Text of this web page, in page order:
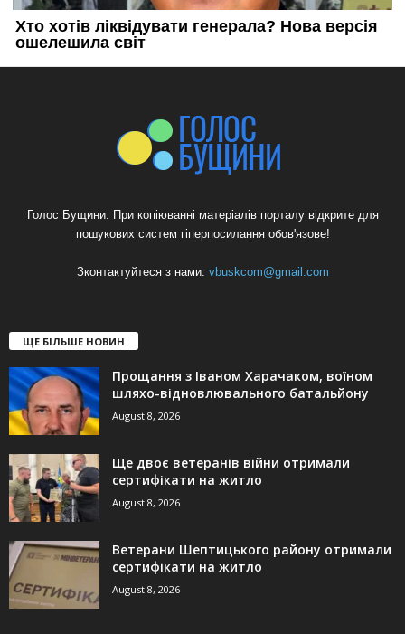
Голос Бущини. При копіюванні матеріалів порталу відкрите для
пошукових систем гіперпосилання обов'язове!
Зконтактуйтеся з нами: vbuskcom@gmail.com
ЩЕ БІЛЬШЕ НОВИН
Прощання з Іваном Харачаком, воїном
шляхо-відновлювального батальйону
August 8, 2026
Ще двоє ветеранів війни отримали
сертифікати на житло
August 8, 2026
Ветерани Шептицького району отримали
сертифікати на житло
August 8, 2026